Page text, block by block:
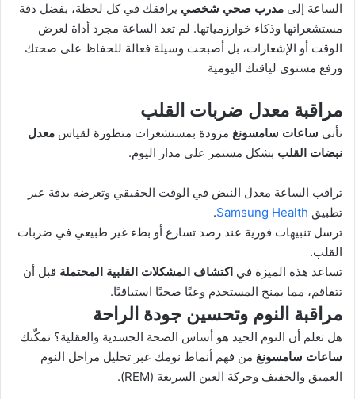
الساعة إلى مدرب صحي شخصي يرافقك في كل لحظة، بفضل دقة
مستشعراتها وذكاء خوارزمياتها. لم تعد الساعة مجرد أداة لعرض
الوقت أو الإشعارات، بل أصبحت وسيلة فعالة للحفاظ على صحتك
ورفع مستوى لياقتك اليومية
مراقبة معدل ضربات القلب
تأتي ساعات سامسونغ مزودة بمستشعرات متطورة لقياس معدل
نبضات القلب بشكل مستمر على مدار اليوم.
تراقب الساعة معدل النبض في الوقت الحقيقي وتعرضه بدقة عبر
تطبيق Samsung Health
.
ترسل تنبيهات فورية عند رصد تسارع أو بطء غير طبيعي في ضربات
القلب.
تساعد هذه الميزة في اكتشاف المشكلات القلبية المحتملة قبل أن
تتفاقم، مما يمنح المستخدم وعيًا صحيًا استباقيًا.
مراقبة النوم وتحسين جودة الراحة
هل تعلم أن النوم الجيد هو أساس الصحة الجسدية والعقلية؟ تمكّنك
ساعات سامسونغ من فهم أنماط نومك عبر تحليل مراحل النوم
العميق والخفيف وحركة العين السريعة (REM).